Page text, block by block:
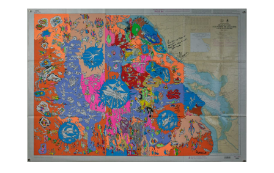
TALC02-12 – Katia Chaix